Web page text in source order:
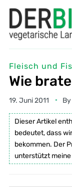
Fleisch und
Wie
19. Juni 2011 By
Dieser Artikel
bedeutet, dass
bekommen. Der
unterstützt meine